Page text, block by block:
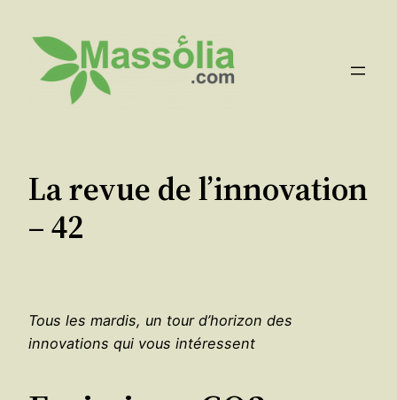
contenu
La revue de l’innovation
– 42
Tous les mardis, un tour d’horizon des
innovations qui vous intéressent